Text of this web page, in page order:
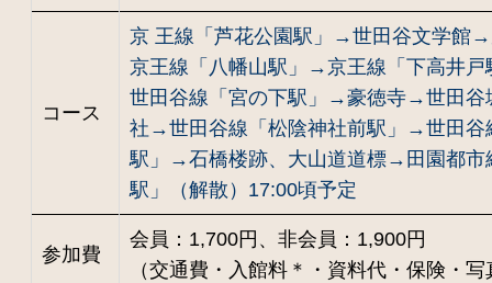
コース
京 王線「芦花公園駅」→世田谷文学館
京王線「八幡山駅」→京王線「下高井
世田谷線「宮の下駅」→豪徳寺→世田
社→世田谷線「松陰神社前駅」→世田谷
駅」→石橋楼跡、大山道道標→田園都市
駅」（解散）17:00頃予定
参加費
会員：1,700円、非会員：1,900円
（交通費・入館料＊・資料代・保険・